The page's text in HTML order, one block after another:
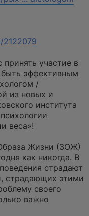
2122079
участие в
быть эффективным
/
из новых и
института
веса»!
Жизни (ЗОЖ)
как никогда. В
страдают
страдающих этими
своего
важно